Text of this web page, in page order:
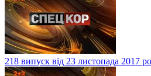
218 випуск від 23 листопада 2017